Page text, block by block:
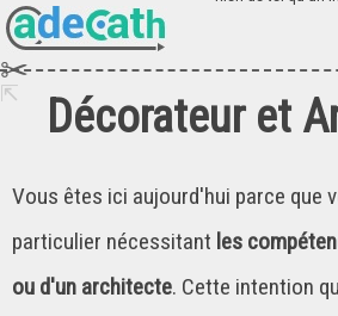
Décorateur et
Vous êtes ici aujourd'hui parce que
particulier nécessitant les
ou d'un architecte. Cette intention